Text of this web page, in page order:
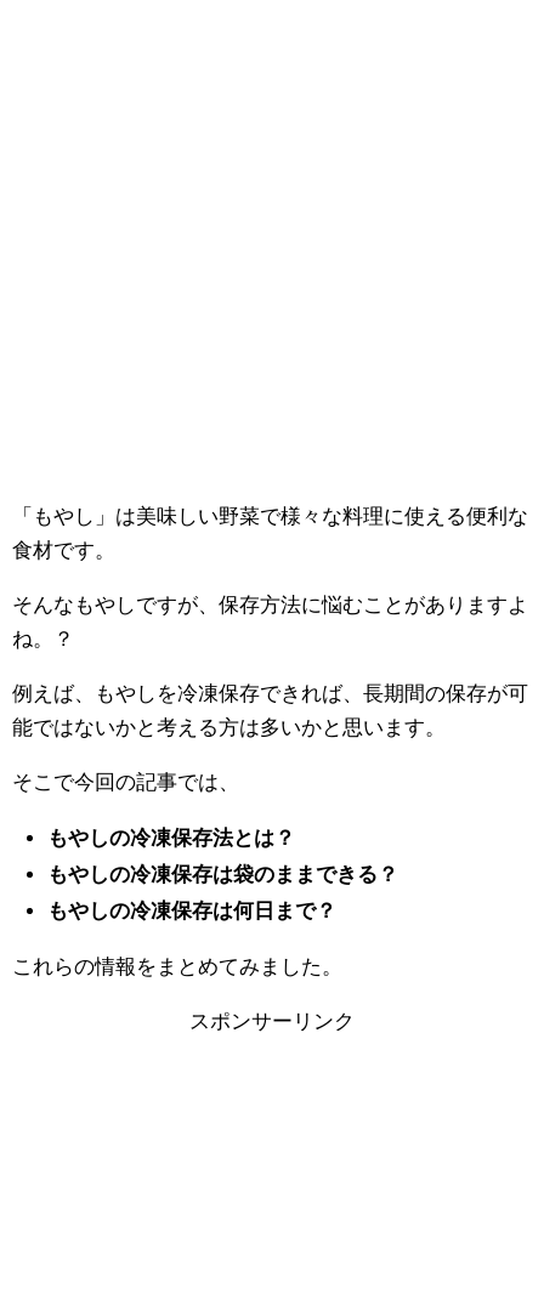
「もやし」は美味しい野菜で様々な料理に使える便利な
食材です。
そんなもやしですが、保存方法に悩むことがありますよ
ね。？
例えば、もやしを冷凍保存できれば、長期間の保存が可
能ではないかと考える方は多いかと思います。
そこで今回の記事では、
もやしの冷凍保存法とは？
もやしの冷凍保存は袋のままできる？
もやしの冷凍保存は何日まで？
これらの情報をまとめてみました。
スポンサーリンク